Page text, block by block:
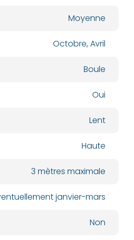
Moyenne
Octobre, Avril
Boule
Oui
Lent
Haute
3 mètres maximale
janvier-mars
Non